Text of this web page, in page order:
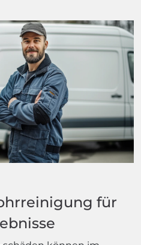
für